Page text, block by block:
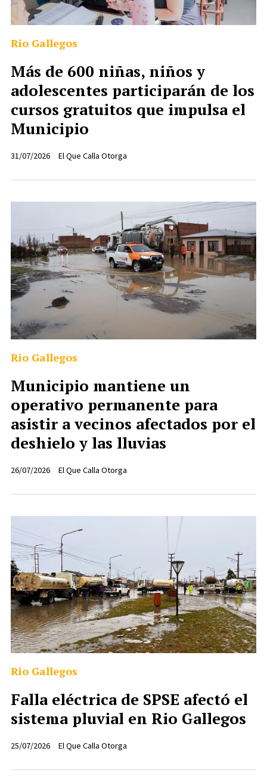
Más de 600 niñas, niños y
adolescentes participarán de los
cursos gratuitos que impulsa el
Municipio
El Que Calla Otorga
Rio Gallegos
31/07/2026
Municipio mantiene un
operativo permanente para
asistir a vecinos afectados por el
deshielo y las lluvias
El Que Calla Otorga
Rio Gallegos
26/07/2026
Falla eléctrica de SPSE afectó el
sistema pluvial en Rio Gallegos
El Que Calla Otorga
Rio Gallegos
25/07/2026